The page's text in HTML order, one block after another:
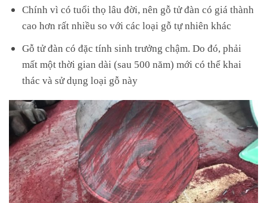
Chính vì có tuổi thọ lâu đời, nên gỗ tử đàn có giá thành
cao hơn rất nhiều so với các loại gỗ tự nhiên khác
Gỗ tử đàn có đặc tính sinh trưởng chậm. Do đó, phải
mất một thời gian dài (sau 500 năm) mới có thể khai
thác và sử dụng loại gỗ này